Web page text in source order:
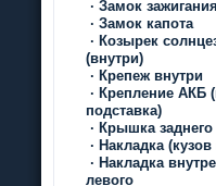
· Замок зажигания
· Замок капота
· Козырек
(внутри)
· Крепеж внутри
· Крепление АКБ
подставка)
· Крышка
· Накладка
· Накладка
левого